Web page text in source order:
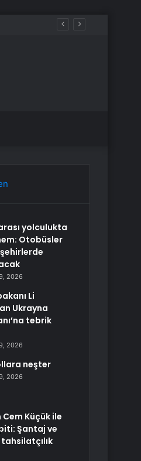
yolculukta
Otobüsler
2026
Li
Ukrayna
tebrik
2026
neşter
2026
Cem Küçük ile
Şantaj ve